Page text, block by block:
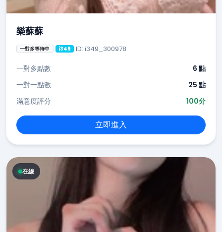
樂蘇蘇
一對多等待中 i349 ID: i349_300978
一對多點數
6 點
一對一點數
25 點
滿意度評分
100分
立即進入
在線